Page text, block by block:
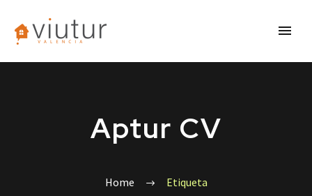
Aptur CV
Home Etiqueta